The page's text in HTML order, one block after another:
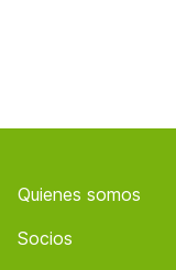
Quienes somos
Socios